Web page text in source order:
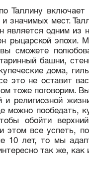
Таллину
значимых мест.
является одним из
рыцарской эпохи.
сможете
башни,
дома,
это не оставит
тоже поговорим.
и религиозной
можно пообедать,
обойти
этом все успеть,
10 лет, то мы
так же, как